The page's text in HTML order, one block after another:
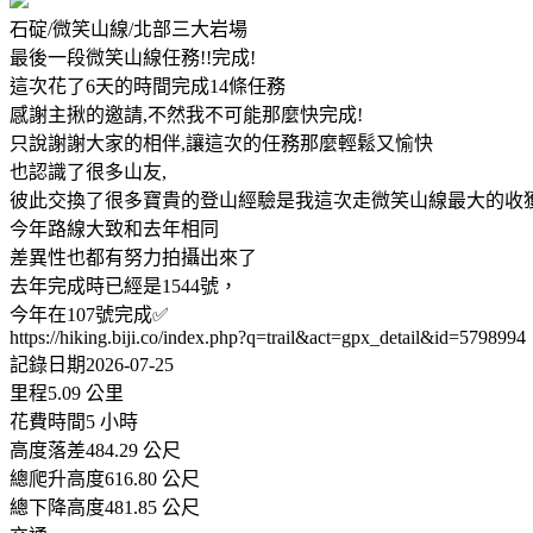
石碇/微笑山線/北部三大岩場
最後一段微笑山線任務!!完成!
這次花了6天的時間完成14條任務
感謝主揪的邀請,不然我不可能那麼快完成!
只說謝謝大家的相伴,讓這次的任務那麼輕鬆又愉快
也認識了很多山友,
彼此交換了很多寶貴的登山經驗是我這次走微笑山線最大的收
今年路線大致和去年相同
差異性也都有努力拍攝出來了
去年完成時已經是1544號，
今年在107號完成✅
https://hiking.biji.co/index.php?q=trail&act=gpx_detail&id=5798994
記錄日期2026-07-25
里程5.09 公里
花費時間5 小時
高度落差484.29 公尺
總爬升高度616.80 公尺
總下降高度481.85 公尺